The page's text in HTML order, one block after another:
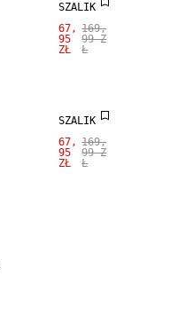
SZALIK
67,
95
ZŁ
169,
99 Z
Ł
SZALIK
67,
95
ZŁ
169,
99 Z
Ł